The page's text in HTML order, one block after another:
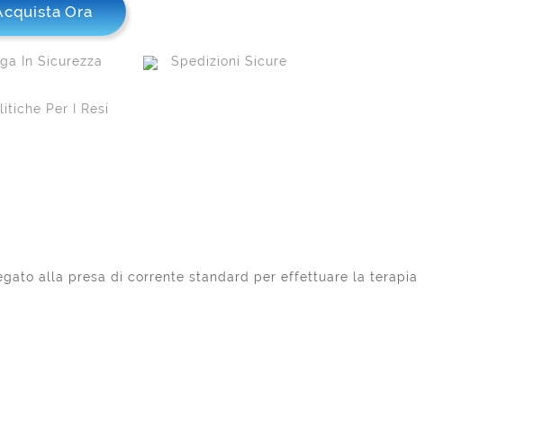
Ora
In Sicurezza Spedizioni Sicure
Per I Resi
alla presa di corrente standard per effettuare la terapia